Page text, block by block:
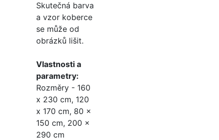
Skutečná barva
a vzor koberce
se může od
obrázků lišit.
Vlastnosti a
parametry:
Rozměry - 160
x 230 cm, 120
x 170 cm, 80 x
150 cm, 200 x
290 cm